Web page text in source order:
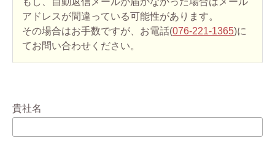
アドレスが間違っている可能性があります。
その場合はお手数ですが、お電話(076-221-1365)に
てお問い合わせください。
貴社名